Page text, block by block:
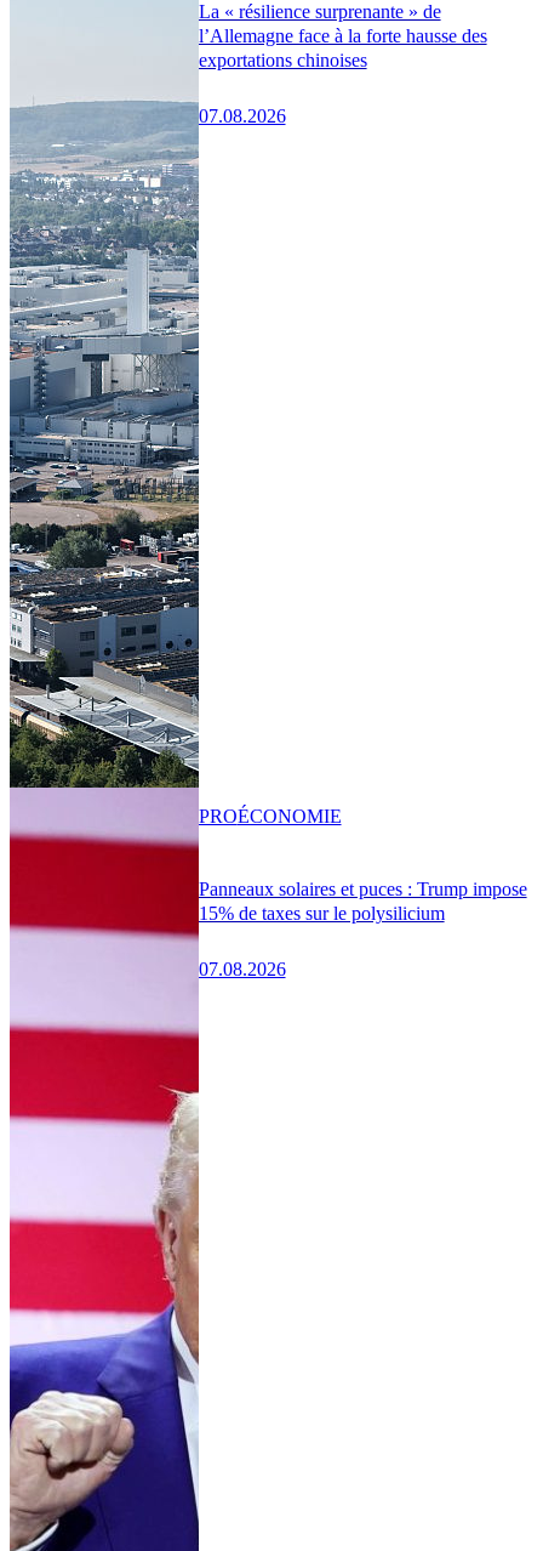
La « résilience surprenante » de
l’Allemagne face à la forte hausse des
exportations chinoises
07.08.2026
Panneaux solaires et puces : Trump impose
15% de taxes sur le polysilicium
07.08.2026
PROÉCONOMIE